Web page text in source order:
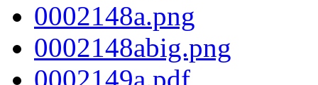
0002148a.png
0002148abig.png